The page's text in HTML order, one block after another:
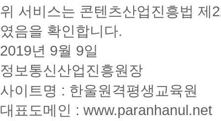
위 서비스는 콘텐츠산업진흥법 제
였음을 확인합니다.
2019년 9월 9일
정보통신산업진흥원장
사이트명 : 한울원격평생교육원
대표도메인 : www.paranhanul.net